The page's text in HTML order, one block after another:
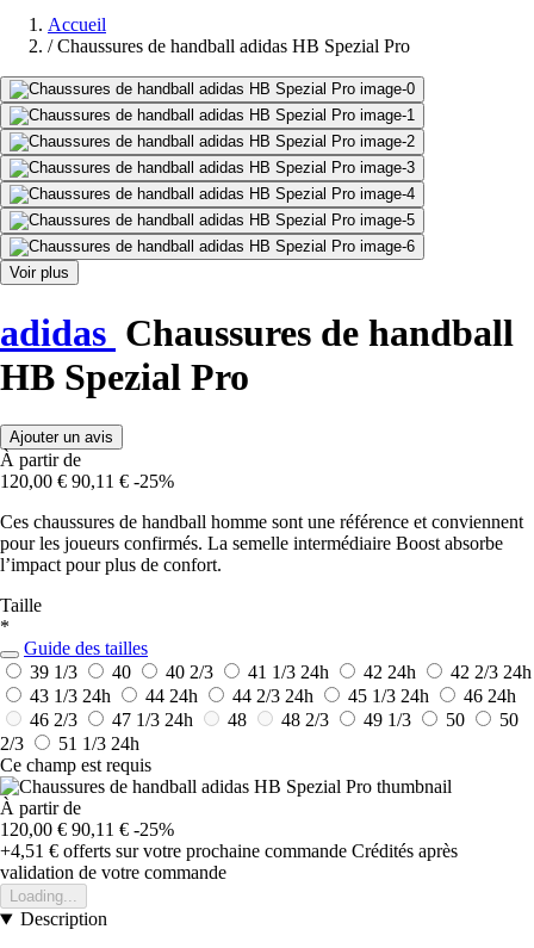
Accueil
/ Chaussures de handball adidas HB Spezial Pro
Voir plus
adidas Chaussures de handball
HB Spezial Pro
Ajouter un avis
À partir de
120,00 € 90,11 € -25%
Ces chaussures de handball homme sont une référence et conviennent
pour les joueurs confirmés. La semelle intermédiaire Boost absorbe
l’impact pour plus de confort.
Taille
*
Guide des tailles
39 1/3
40 40 2/3 41 1/3 24h 42 24h 42 2/3 24h
43 1/3 24h 44 24h 44 2/3 24h 45 1/3 24h 46 24h
46 2/3
47 1/3 24h 48 48 2/3 49 1/3 50
50
2/3
51 1/3 24h
Ce champ est requis
À partir de
120,00 € 90,11 € -25%
+4,51 € offerts sur votre prochaine commande Crédités après
validation de votre commande
Loading...
Description